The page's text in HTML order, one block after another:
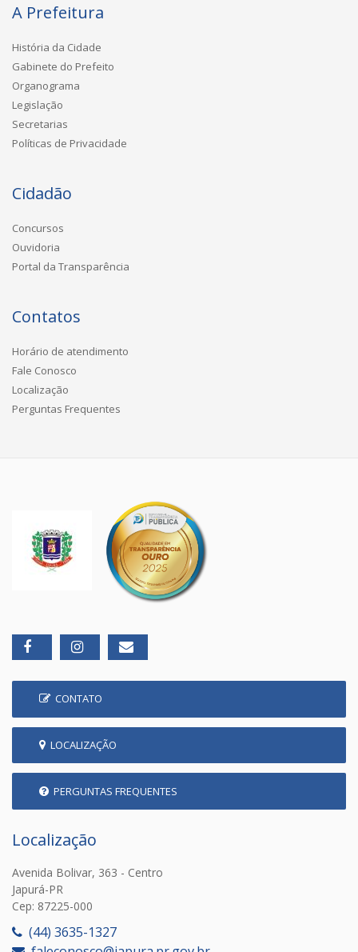
A Prefeitura
História da Cidade
Gabinete do Prefeito
Organograma
Legislação
Secretarias
Políticas de Privacidade
Cidadão
Concursos
Ouvidoria
Portal da Transparência
Contatos
Horário de atendimento
Fale Conosco
Localização
Perguntas Frequentes
CONTATO
LOCALIZAÇÃO
PERGUNTAS FREQUENTES
Localização
Avenida Bolivar, 363 - Centro
Japurá-PR
Cep: 87225-000
(44) 3635-1327